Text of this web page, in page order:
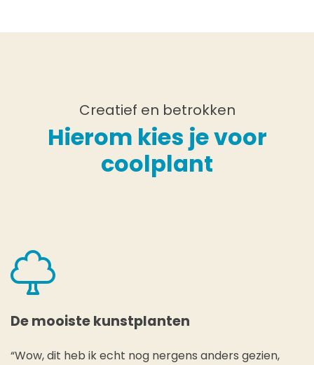
Creatief en betrokken
Hierom kies je voor
coolplant
De mooiste kunstplanten
“Wow, dit heb ik echt nog nergens anders gezien,